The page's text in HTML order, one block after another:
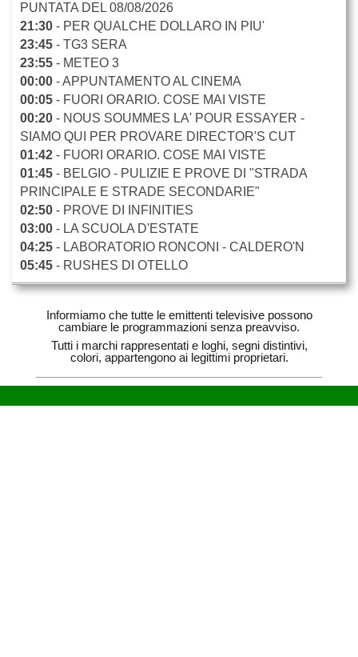
PUNTATA DEL 08/08/2026
21:30 - PER QUALCHE DOLLARO IN PIU'
23:45 - TG3 SERA
23:55 - METEO 3
00:00 - APPUNTAMENTO AL CINEMA
00:05 - FUORI ORARIO. COSE MAI VISTE
00:20 - NOUS SOUMMES LA' POUR ESSAYER -
SIAMO QUI PER PROVARE DIRECTOR'S CUT
01:42 - FUORI ORARIO. COSE MAI VISTE
01:45 - BELGIO - PULIZIE E PROVE DI "STRADA
PRINCIPALE E STRADE SECONDARIE"
02:50 - PROVE DI INFINITIES
03:00 - LA SCUOLA D'ESTATE
04:25 - LABORATORIO RONCONI - CALDERO'N
05:45 - RUSHES DI OTELLO
Informiamo che tutte le emittenti televisive possono
cambiare le programmazioni senza preavviso.
Tutti i marchi rappresentati e loghi, segni distintivi,
colori, appartengono ai legittimi proprietari.